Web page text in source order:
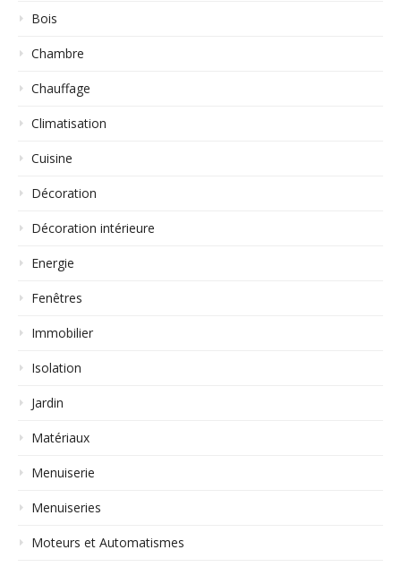
Bois
Chambre
Chauffage
Climatisation
Cuisine
Décoration
Décoration intérieure
Energie
Fenêtres
Immobilier
Isolation
Jardin
Matériaux
Menuiserie
Menuiseries
Moteurs et Automatismes